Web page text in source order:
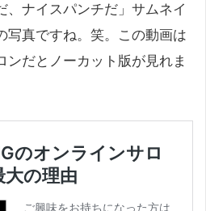
、ナイスパンチだ」サムネイ
写真ですね。笑。この動画は
ンだとノーカット版が見れま